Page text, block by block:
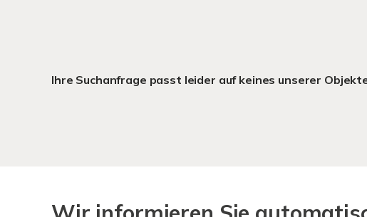
Ihre Suchanfrage passt leider auf keines unserer